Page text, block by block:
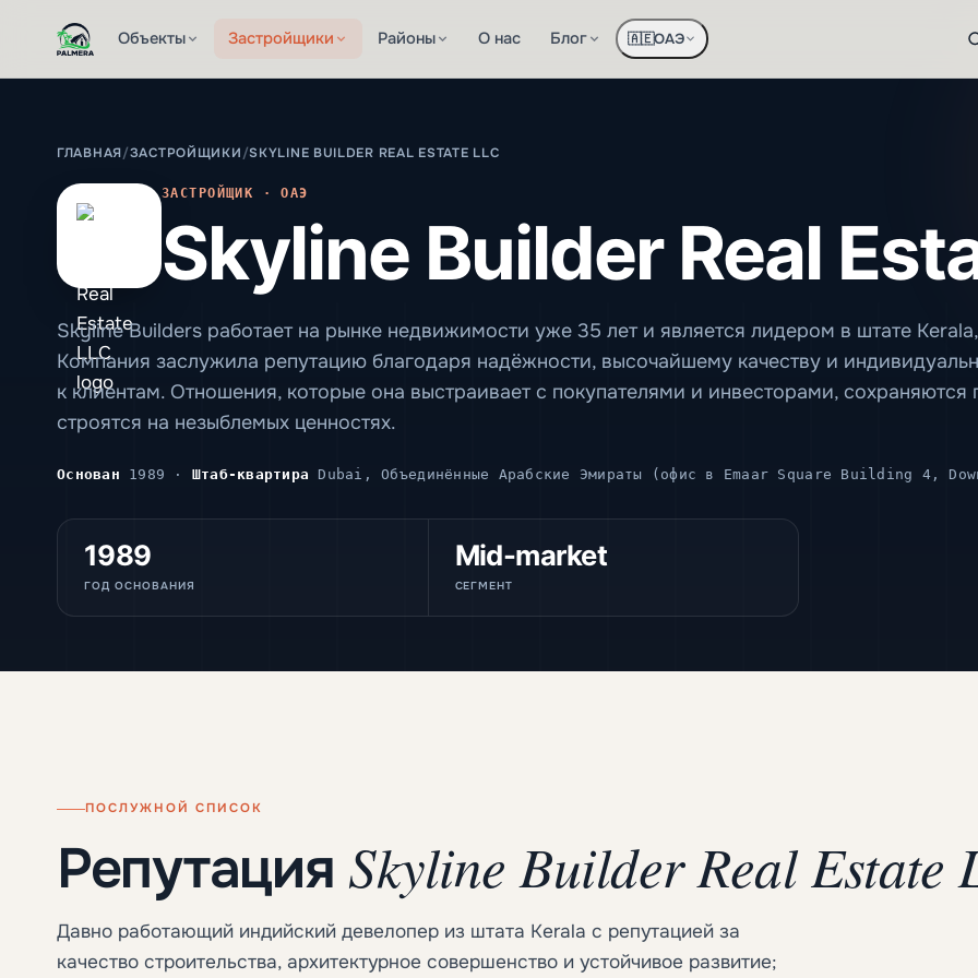
Объекты Застройщики Районы О нас Блог 🇦🇪ОАЭ
ГЛАВНАЯ/ЗАСТРОЙЩИКИ /SKYLINE BUILDER REAL ESTATE LLC
ЗАСТРОЙЩИК · ОАЭ
Skyline Builder Real
Skyline Builders работает на рынке недвижимости уже 35 лет и является лидером в штате
Компания заслужила репутацию благодаря надёжности, высочайшему качеству и
к клиентам. Отношения, которые она выстраивает с покупателями и инвесторами, сохраняются
строятся на незыблемых ценностях.
Основан 1989 · Штаб-квартира Dubai, Объединённые Арабские Эмираты (офис в Emaar Square Building 4,
1989
ГОД ОСНОВАНИЯ
Mid-market
СЕГМЕНТ
ПОСЛУЖНОЙ СПИСОК
Репутация Skyline Builder Real Estate
Давно работающий индийский девелопер из штата Kerala с репутацией за
качество строительства, архитектурное совершенство и устойчивое развитие;